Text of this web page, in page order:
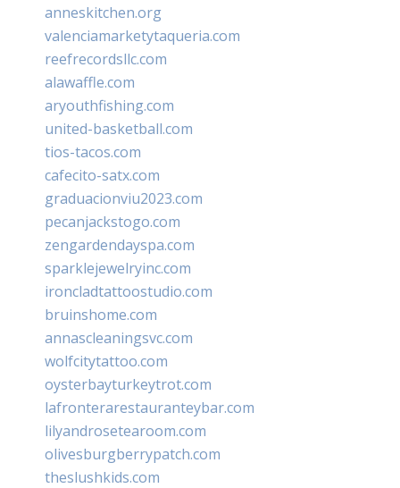
anneskitchen.org
valenciamarketytaqueria.com
reefrecordsllc.com
alawaffle.com
aryouthfishing.com
united-basketball.com
tios-tacos.com
cafecito-satx.com
graduacionviu2023.com
pecanjackstogo.com
zengardendayspa.com
sparklejewelryinc.com
ironcladtattoostudio.com
bruinshome.com
annascleaningsvc.com
wolfcitytattoo.com
oysterbayturkeytrot.com
lafronterarestauranteybar.com
lilyandrosetearoom.com
olivesburgberrypatch.com
theslushkids.com